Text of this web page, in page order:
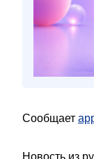
Сообщает
Новость из